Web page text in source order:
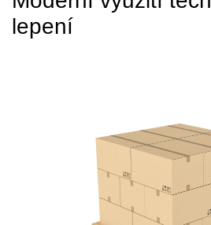
lepení